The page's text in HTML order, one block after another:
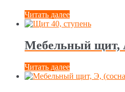
Читать далее
Мебельный щит,
Читать далее